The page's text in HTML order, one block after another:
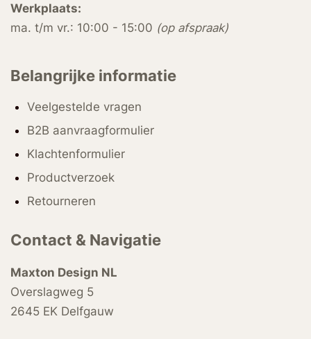
Werkplaats:
ma. t/m vr.: 10:00 - 15:00 (op afspraak)
Belangrijke informatie
Veelgestelde vragen
B2B aanvraagformulier
Klachtenformulier
Productverzoek
Retourneren
Contact & Navigatie
Maxton Design NL
Overslagweg 5
2645 EK Delfgauw